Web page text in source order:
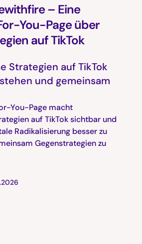
– Eine
You-Page über
auf TikTok
Strategien auf TikTok
und gemeinsam
You-Page macht
auf TikTok sichtbar und
Radikalisierung besser zu
Gegenstrategien zu